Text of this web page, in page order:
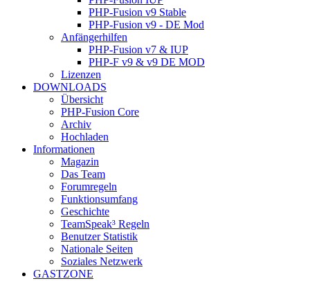
PHP-Fusion v9 Stable
PHP-Fusion v9 - DE Mod
Anfängerhilfen
PHP-Fusion v7 & IUP
PHP-F v9 & v9 DE MOD
Lizenzen
DOWNLOADS
Übersicht
PHP-Fusion Core
Archiv
Hochladen
Informationen
Magazin
Das Team
Forumregeln
Funktionsumfang
Geschichte
TeamSpeak³ Regeln
Benutzer Statistik
Nationale Seiten
Soziales Netzwerk
GASTZONE